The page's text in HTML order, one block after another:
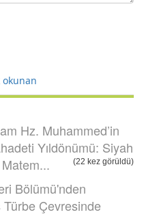
okunan
Hz. Muhammed’in
Yıldönümü: Siyah
(22 kez görüldü)
Bölümü'nden
Çevresinde